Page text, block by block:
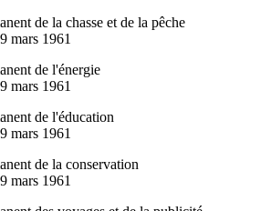
de la chasse et de la pêche
mars 1961
de l'énergie
mars 1961
de l'éducation
mars 1961
de la conservation
mars 1961